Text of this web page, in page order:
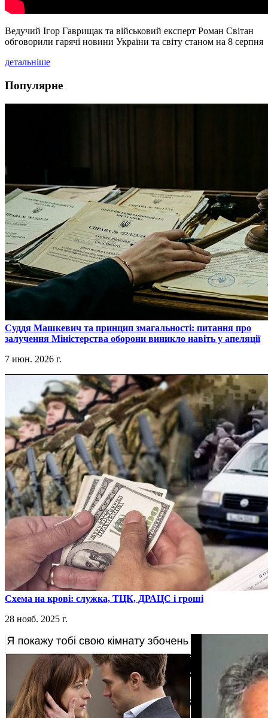
Ведучий Ігор Гаврищак та військовий експерт Роман Світан
обговорили гарячі новини України та світу станом на 8 серпня
детальніше
Популярне
​Суддя Машкевич та принцип змагальності: питання про
залучення Міністерства оборони виникло навіть у апеляції
7 июн. 2026 г.
​Схема на крові: служка, ТЦК, ДРАЦС і гроші
28 нояб. 2025 г.